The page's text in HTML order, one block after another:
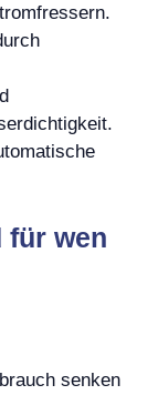
für wen
senken